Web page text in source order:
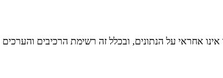
אחראי על הנתונים, ובכלל זה רשימת הרכיבים